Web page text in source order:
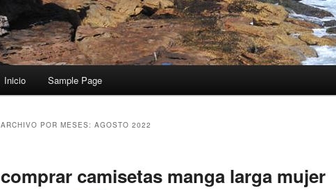
Inicio Sample Page
ARCHIVO POR MESES: AGOSTO 2022
comprar camisetas manga larga mujer